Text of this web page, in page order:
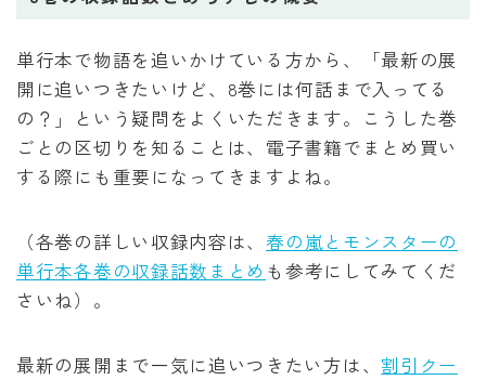
単行本で物語を追いかけている方から、「最新の展
開に追いつきたいけど、8巻には何話まで入ってる
の？」という疑問をよくいただきます。こうした巻
ごとの区切りを知ることは、電子書籍でまとめ買い
する際にも重要になってきますよね。
（各巻の詳しい収録内容は、 春の嵐とモンスターの
単行本各巻の収録話数まとめ も参考にしてみてくだ
さいね）。
最新の展開まで一気に追いつきたい方は、 割引クー